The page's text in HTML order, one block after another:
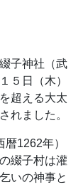
子神社（武
５日（木）
超える大太
れました。
1262年）
綴子村は灌
いの神事と